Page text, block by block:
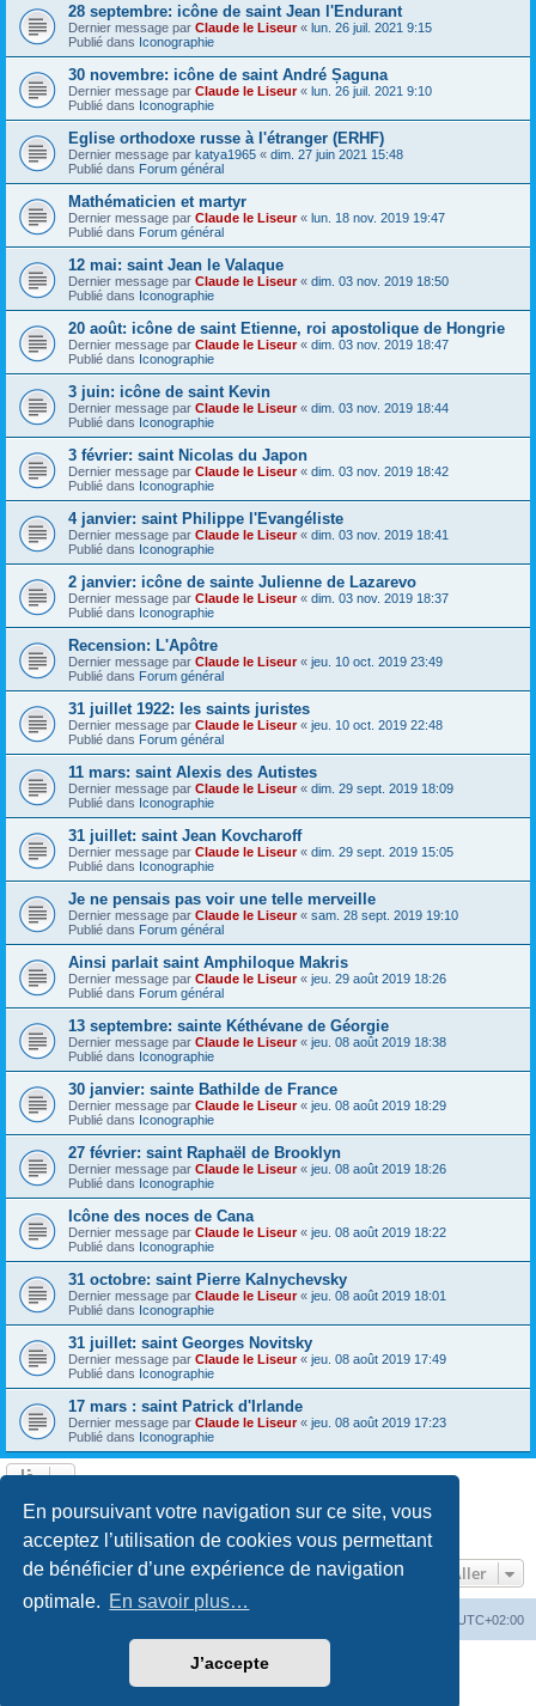
En poursuivant votre navigation sur ce site, vous
acceptez l’utilisation de cookies vous permettant
de bénéficier d’une expérience de navigation
optimale. En savoir plus…
J’accepte
28 septembre: icône de saint Jean l'Endurant
Dernier message par Claude le Liseur« lun. 26 juil. 2021 9:15
Publié dans Iconographie
30 novembre: icône de saint André Șaguna
Dernier message par Claude le Liseur« lun. 26 juil. 2021 9:10
Publié dans Iconographie
Eglise orthodoxe russe à l'étranger (ERHF)
Dernier message par katya1965 « dim. 27 juin 2021 15:48
Publié dans Forum général
Mathématicien et martyr
Dernier message par Claude le Liseur« lun. 18 nov. 2019 19:47
Publié dans Forum général
12 mai: saint Jean le Valaque
Dernier message par Claude le Liseur« dim. 03 nov. 2019 18:50
Publié dans Iconographie
20 août: icône de saint Etienne, roi apostolique de Hongrie
Dernier message par Claude le Liseur« dim. 03 nov. 2019 18:47
Publié dans Iconographie
3 juin: icône de saint Kevin
Dernier message par Claude le Liseur« dim. 03 nov. 2019 18:44
Publié dans Iconographie
3 février: saint Nicolas du Japon
Dernier message par Claude le Liseur« dim. 03 nov. 2019 18:42
Publié dans Iconographie
4 janvier: saint Philippe l'Evangéliste
Dernier message par Claude le Liseur« dim. 03 nov. 2019 18:41
Publié dans Iconographie
2 janvier: icône de sainte Julienne de Lazarevo
Dernier message par Claude le Liseur« dim. 03 nov. 2019 18:37
Publié dans Iconographie
Recension: L'Apôtre
Dernier message par Claude le Liseur« jeu. 10 oct. 2019 23:49
Publié dans Forum général
31 juillet 1922: les saints juristes
Dernier message par Claude le Liseur« jeu. 10 oct. 2019 22:48
Publié dans Forum général
11 mars: saint Alexis des Autistes
Dernier message par Claude le Liseur« dim. 29 sept. 2019 18:09
Publié dans Iconographie
31 juillet: saint Jean Kovcharoff
Dernier message par Claude le Liseur« dim. 29 sept. 2019 15:05
Publié dans Iconographie
Je ne pensais pas voir une telle merveille
Dernier message par Claude le Liseur« sam. 28 sept. 2019 19:10
Publié dans Forum général
Ainsi parlait saint Amphiloque Makris
Dernier message par Claude le Liseur« jeu. 29 août 2019 18:26
Publié dans Forum général
13 septembre: sainte Kéthévane de Géorgie
Dernier message par Claude le Liseur« jeu. 08 août 2019 18:38
Publié dans Iconographie
30 janvier: sainte Bathilde de France
Dernier message par Claude le Liseur« jeu. 08 août 2019 18:29
Publié dans Iconographie
27 février: saint Raphaël de Brooklyn
Dernier message par Claude le Liseur« jeu. 08 août 2019 18:26
Publié dans Iconographie
Icône des noces de Cana
Dernier message par Claude le Liseur« jeu. 08 août 2019 18:22
Publié dans Iconographie
31 octobre: saint Pierre Kalnychevsky
Dernier message par Claude le Liseur« jeu. 08 août 2019 18:01
Publié dans Iconographie
31 juillet: saint Georges Novitsky
Dernier message par Claude le Liseur« jeu. 08 août 2019 17:49
Publié dans Iconographie
17 mars : saint Patrick d'Irlande
Dernier message par Claude le Liseur« jeu. 08 août 2019 17:23
Publié dans Iconographie
Page1sur20
3
Aller
UTC+02:00
phpBB® Forum Software © phpBB Limited
©